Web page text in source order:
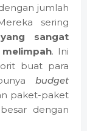
jumlah
sering
sangat
. Ini
buat para
budget
paket-paket
dengan